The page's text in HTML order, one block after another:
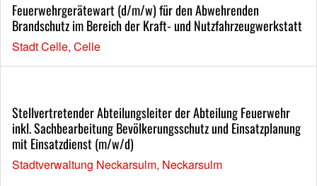
Feuerwehrgerätewart (d/m/w) für den Abwehrenden
Brandschutz im Bereich der Kraft- und Nutzfahrzeugwerkstatt
Stadt Celle, Celle
Stellvertretender Abteilungsleiter der Abteilung Feuerwehr
inkl. Sachbearbeitung Bevölkerungsschutz und Einsatzplanung
mit Einsatzdienst (m/w/d)
Stadtverwaltung Neckarsulm, Neckarsulm